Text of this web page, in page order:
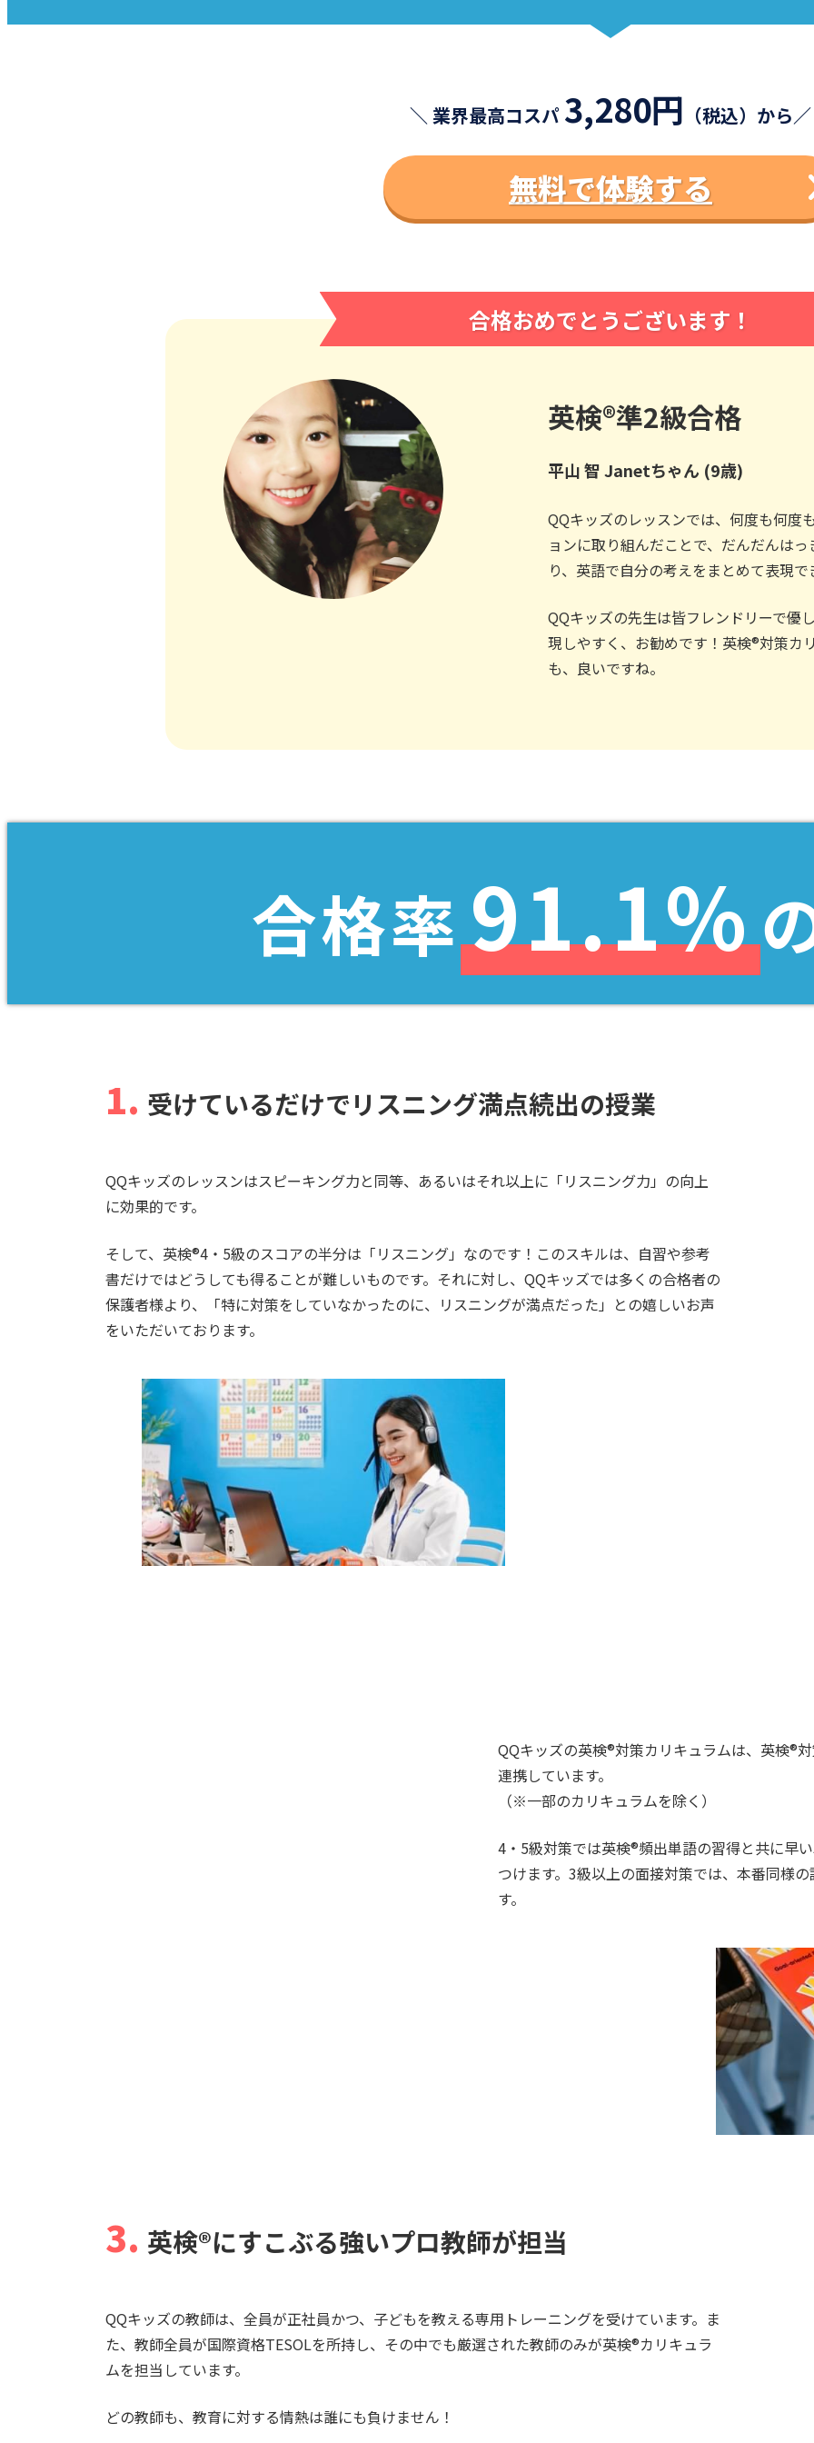
＼ 業界最高コスパ 3,280円 （税込）から／
無料で体験する
合格おめでとうございます！
英検®︎準2級合格​
平山 智 Janetちゃん (9歳)​​
QQキッズのレッスンでは、何度も何度
ョンに取り組んだことで、だんだんは
り、英語で自分の考えをまとめて表現
QQキッズの先生は皆フレンドリーで優
現しやすく、お勧めです！英検®︎対策カ
も、良いですね。
合格率91.1%
1. 受けているだけでリスニング満点続出の授業
QQキッズのレッスンはスピーキング力と同等、あるいはそれ以上に「リスニング力」の向上
に効果的です。
そして、英検®︎4・5級のスコアの半分は「リスニング」なのです！このスキルは、自習や参考
書だけではどうしても得ることが難しいものです。それに対し、QQキッズでは多くの合格者の
保護者様より、「特に対策をしていなかったのに、リスニングが満点だった」との嬉しいお声
をいただいております。
QQキッズの英検®︎対策カリキュラムは、英検®︎
連携しています。
（※一部のカリキュラムを除く）
4・5級対策では英検®︎頻出単語の習得と共に早
つけます。3級以上の面接対策では、本番同様
す。
3. 英検®︎にすこぶる強いプロ教師が担当
QQキッズの教師は、全員が正社員かつ、子どもを教える専用トレーニングを受けています。ま
た、教師全員が国際資格TESOLを所持し、その中でも厳選された教師のみが英検®︎カリキュラ
ムを担当しています。
どの教師も、教育に対する情熱は誰にも負けません！